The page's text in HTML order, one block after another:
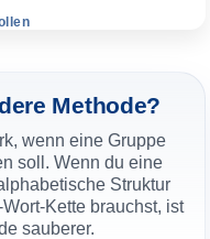
sein. Der Kreis
Beiträge erzwingen.
bleibt der
kurzer Sortierung
oder
Methode?
wenn eine Gruppe
soll. Wenn du eine
Struktur
Kette brauchst, ist
sauberer.